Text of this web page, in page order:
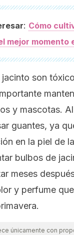
: Cómo
mejor momento
son
y mascotas.
guantes, ya
en la piel de
bulbos de
meses
y perfume
únicamente con